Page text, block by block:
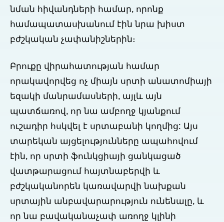
նման հիվանդների համար, որոնք
համապատասխանում էին նրա խիստ
բժշկական չափանիշներին։
Բրուքը վիրահատության համար
որակավորվեց ոչ միայն սրտի անատոմիայի
եզակի մանրամասների, այլև այն
պատճառով, որ նա ամբողջ կյանքում
ուշադիր հսկվել է սրտաբանի կողմից: Այս
տարեկան այցելությունները ապահովում
էին, որ սրտի ֆունկցիայի ցանկացած
վատթարացում հայտնաբերվի և
բժշկականորեն կառավարվի նախքան
սրտային անբավարարություն ունենալը, և
որ նա բավականաչափ առողջ կլինի